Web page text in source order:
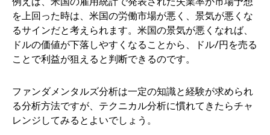
を上回った時は、米国の労働市場が悪く、景気が悪くな
るサインだと考えられます。米国の景気が悪くなれば、
ドルの価値が下落しやすくなることから、ドル/円を売る
ことで利益が狙えると判断できるのです。
ファンダメンタルズ分析は一定の知識と経験が求められ
る分析方法ですが、テクニカル分析に慣れてきたらチャ
レンジしてみるとよいでしょう。